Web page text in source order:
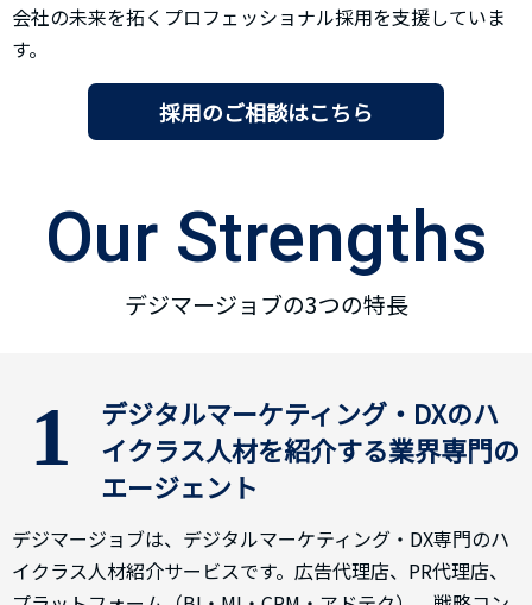
会社の未来を拓くプロフェッショナル採用を支援していま
す。
採用のご相談はこちら
Our Strengths
デジマージョブの3つの特長
1
デジタルマーケティング・DXのハ
イクラス人材を紹介する業界専門の
エージェント
デジマージョブは、デジタルマーケティング・DX専門のハ
イクラス人材紹介サービスです。広告代理店、PR代理店、